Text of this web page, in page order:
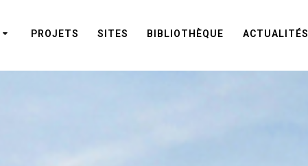
PROJETS SITES BIBLIOTHÈQUE ACTUALITÉS